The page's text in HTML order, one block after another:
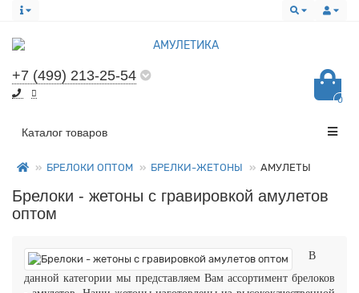
+7 (499) 213-25-54
0
Все категории
Каталог товаров
БРЕЛОКИ ОПТОМ БРЕЛКИ-ЖЕТОНЫ АМУЛЕТЫ
Брелоки - жетоны с гравировкой амулетов
оптом
В
данной категории мы представляем Вам ассортимент брелоков